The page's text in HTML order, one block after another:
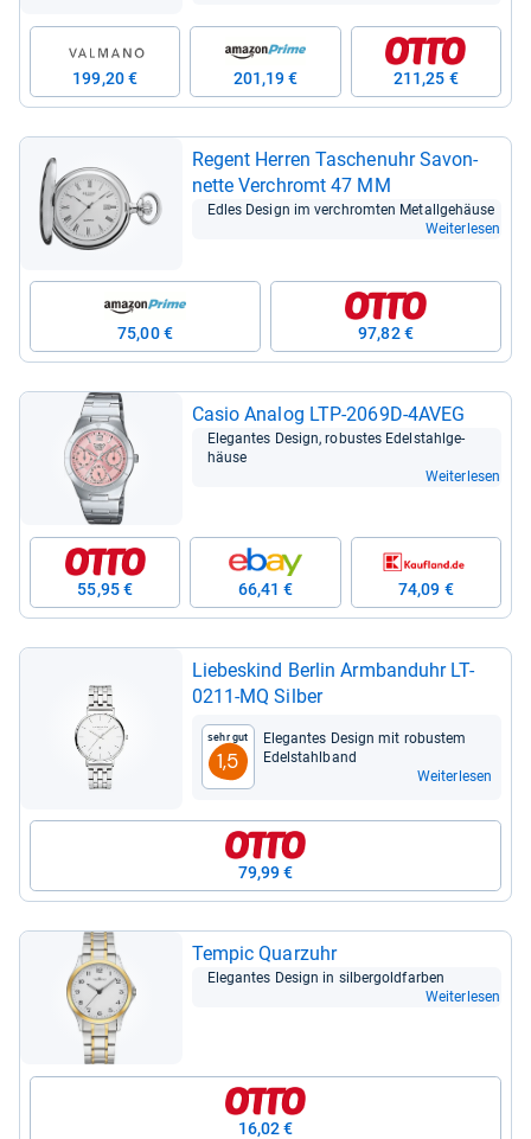
199,20 € 201,19 € 211,25 €
Regent Her­ren Taschen­uhr Savon­
nette Ver­chromt 47 MM
Edles Design im ver­chrom­ten Metall­ge­häuse
Weiterlesen
75,00 € 97,82 €
Casio Ana­log LTP-​2069D-​4AVEG
Ele­gan­tes Design, robus­tes Edel­stahl­ge­
häuse
Weiterlesen
55,95 € 66,41 € 74,09 €
Lie­bes­kind Ber­lin Arm­band­uhr LT-​
0211-​MQ Sil­ber
Sehr gut
1,5
Ele­gan­tes Design mit robus­tem
Edel­stahl­band
Weiterlesen
79,99 €
Tem­pic Quarz­uhr
Ele­gan­tes Design in sil­ber­gold­far­ben
Weiterlesen
16,02 €